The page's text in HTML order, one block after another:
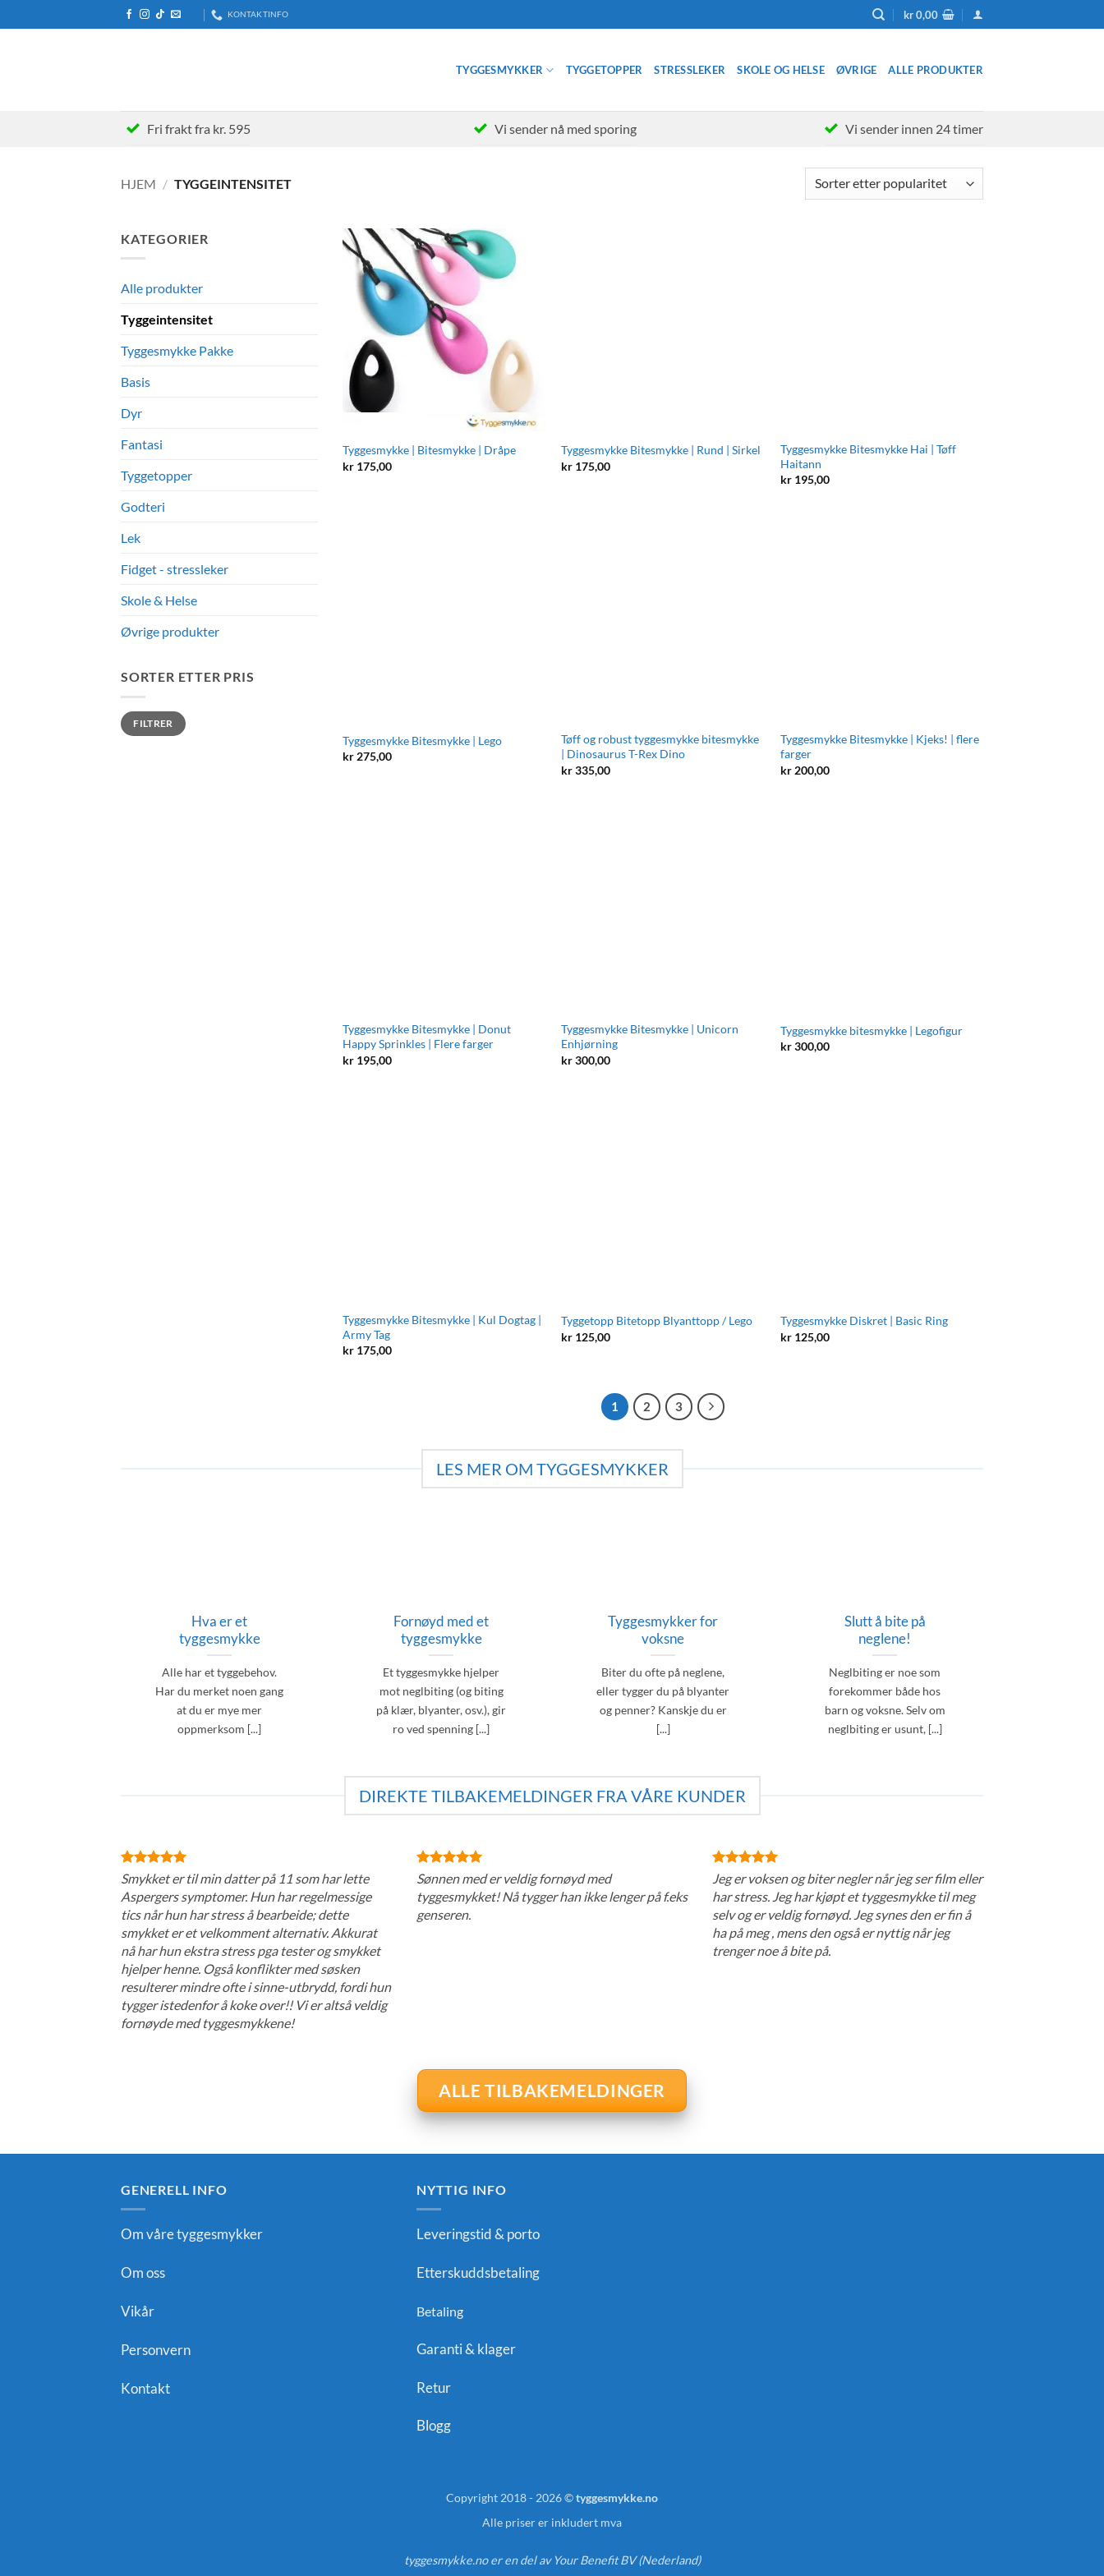
to
KONTAKTINFO kr0,00
TYGGESMYKKER TYGGETOPPER STRESSLEKER SKOLE OG HELSE ØVRIGE ALLE PRODUKTER
Fri frakt fra kr. 595 Vi sender nå med sporing Vi sender innen 24 timer
HJEM / TYGGEINTENSITET
KATEGORIER
Alle produkter
Tyggeintensitet
Tyggesmykke Pakke
Basis
Dyr
Fantasi
Tyggetopper
Godteri
Lek
Fidget - stressleker
Skole & Helse
Øvrige produkter
SORTER ETTER PRIS
Min.
pris
Makspris
FILTRER
Tyggesmykke | Bitesmykke | Dråpe
kr175,00
Tyggesmykke Bitesmykke | Rund | Sirkel
kr 175,00
Tyggesmykke Bitesmykke Hai | Tøff
Haitann
kr 195,00
Tyggesmykke Bitesmykke | Lego
kr275,00
Tøff og robust tyggesmykke bitesmykke
| Dinosaurus T-Rex Dino
kr335,00
Tyggesmykke Bitesmykke | Kjeks! | flere
farger
kr 200,00
Tyggesmykke Bitesmykke | Donut
Happy Sprinkles | Flere farger
kr195,00
Tyggesmykke Bitesmykke | Unicorn
Enhjørning
kr300,00
Tyggesmykke bitesmykke | Legofigur
kr300,00
Tyggesmykke Bitesmykke | Kul Dogtag |
Army Tag
kr175,00
Tyggetopp Bitetopp Blyanttopp / Lego
kr 125,00
Tyggesmykke Diskret | Basic Ring
kr 125,00
1 2 3
LES MER OM TYGGESMYKKER
Hva er et
tyggesmykke
Alle har et tyggebehov.
Har du merket noen gang
at du er mye mer
oppmerksom [...]
Fornøyd med et
tyggesmykke
Et tyggesmykke hjelper
mot neglbiting (og biting
på klær, blyanter, osv.), gir
ro ved spenning [...]
Tyggesmykker for
voksne
Biter du ofte på neglene,
eller tygger du på blyanter
og penner? Kanskje du er
[...]
Slutt å bite på
neglene!
Neglbiting er noe som
forekommer både hos
barn og voksne. Selv om
neglbiting er usunt, [...]
DIREKTE TILBAKEMELDINGER FRA VÅRE KUNDER
Smykket er til min datter på 11 som har lette
Aspergers symptomer. Hun har regelmessige
tics når hun har stress å bearbeide; dette
smykket er et velkomment alternativ. Akkurat
nå har hun ekstra stress pga tester og smykket
hjelper henne. Også konflikter med søsken
resulterer mindre ofte i sinne-utbrydd, fordi hun
tygger istedenfor å koke over!! Vi er altså veldig
fornøyde med tyggesmykkene!
Sønnen med er veldig fornøyd med
tyggesmykket! Nå tygger han ikke lenger på f.eks
genseren.
Jeg er voksen og biter negler når jeg ser film eller
har stress. Jeg har kjøpt et tyggesmykke til meg
selv og er veldig fornøyd. Jeg synes den er fin å
ha på meg , mens den også er nyttig når jeg
trenger noe å bite på.
ALLE TILBAKEMELDINGER
GENERELL INFO
Om våre tyggesmykker
Om oss
Vikår
Personvern
Kontakt
NYTTIG INFO
Leveringstid & porto
Etterskuddsbetaling
Betaling
Garanti & klager
Retur
Blogg
Copyright 2018 - 2026 ©tyggesmykke.no
Alle priser er inkludert mva
tyggesmykke.no er en del av Your Benefit BV (Nederland)